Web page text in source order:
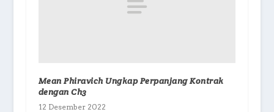
Mean Phiravich Ungkap Perpanjang Kontrak
dengan Ch3
12 Desember 2022